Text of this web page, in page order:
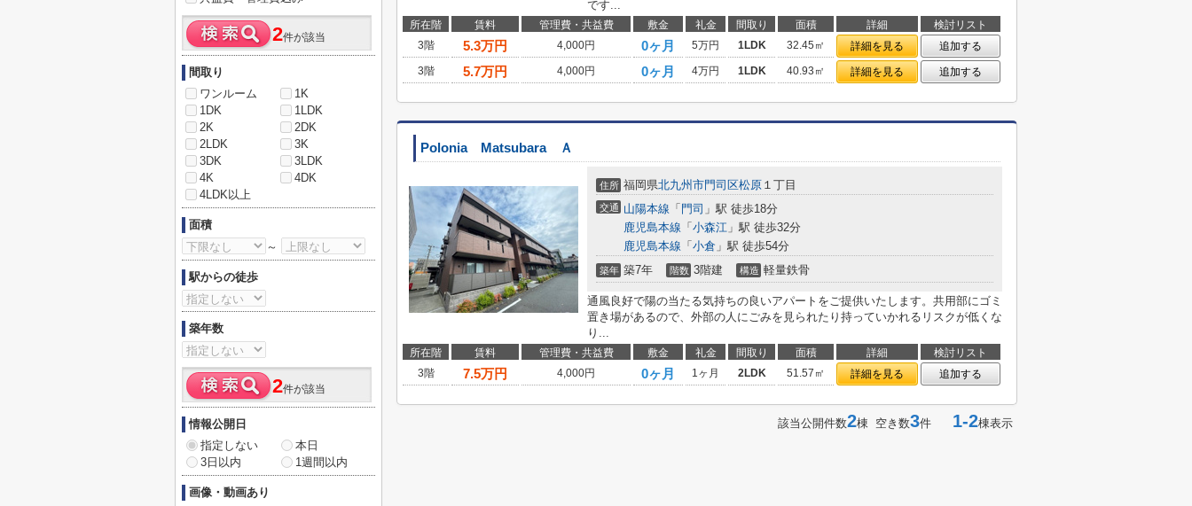
です...
所在階 賃料 管理費・共益費 敷金 礼金 間取り 面積 詳細
検討リスト
3階
5.3万円 4,000円 0ヶ月 5万円 1LDK 32.45㎡ 詳細を見る
追加する
3階
5.7万円 4,000円 0ヶ月 4万円 1LDK 40.93㎡ 詳細を見る 追加する
Polonia Matsubara Ａ
住所 福岡県北九州市門司区松原 １丁目
交通 山陽本線 「 門司 」駅 徒歩18分
鹿児島本線 「 小森江 」駅 徒歩32分
鹿児島本線 「 小倉 」駅 徒歩54分
築年 築7年 階数 3階建 構造 軽量鉄骨
通風良好で陽の当たる気持ちの良いアパートをご提供いたします。共用部にゴミ
置き場があるので、外部の人にごみを見られたり持っていかれるリスクが低くな
り...
所在階 賃料 管理費・共益費 敷金 礼金 間取り 面積 詳細
検討リスト
3階
7.5万円 4,000円 0ヶ月 1ヶ月 2LDK 51.57㎡ 詳細を見る 追加する
該当公開件数2棟 空き数3件 1-2棟表示
2件が該当
間取り
ワンルーム
1K
1DK
1LDK
2K
2DK
2LDK
3K
3DK
3LDK
4K
4DK
4LDK以上
面積
～
駅からの徒歩
築年数
2件が該当
情報公開日
指定しない
本日
3日以内
1週間以内
画像・動画あり